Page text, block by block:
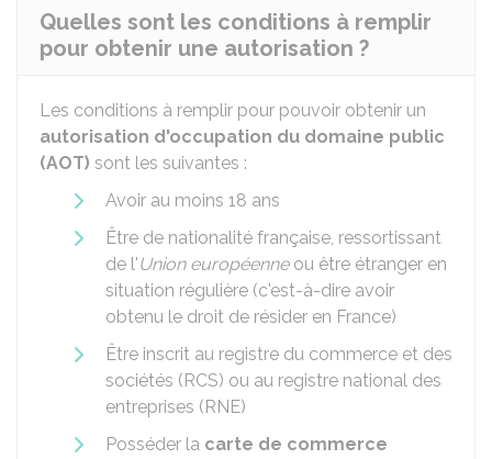
Quelles sont les conditions à remplir
pour obtenir une autorisation ?
Les conditions à remplir pour pouvoir obtenir un
autorisation d'occupation du domaine public
(AOT) sont les suivantes :
Avoir au moins 18 ans
Être de nationalité française, ressortissant
de l'Union européenneou être étranger en
situation régulière (c'est-à-dire avoir
obtenu le droit de résider en France)
Être inscrit au registre du commerce et des
sociétés (RCS) ou au registre national des
entreprises (RNE)
Posséder la carte de commerce